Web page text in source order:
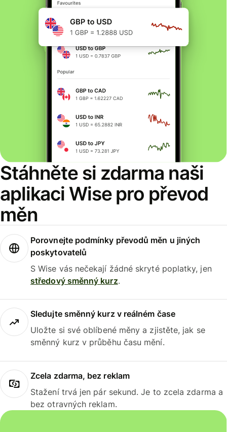
Stáhněte si zdarma naši
aplikaci Wise pro převod
měn
Porovnejte podmínky převodů měn u jiných
poskytovatelů
S Wise vás nečekají žádné skryté poplatky, jen
středový směnný kurz.
Sledujte směnný kurz v reálném čase
Uložte si své oblíbené měny a zjistěte, jak se
směnný kurz v průběhu času mění.
Zcela zdarma, bez reklam
Stažení trvá jen pár sekund. Je to zcela zdarma a
bez otravných reklam.